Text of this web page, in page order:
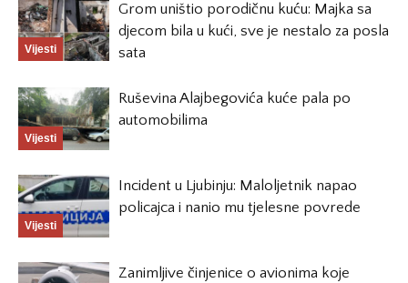
Vijesti
Grom uništio porodičnu kuću: Majka sa
djecom bila u kući, sve je nestalo za posla
sata
Vijesti
Ruševina Alajbegovića kuće pala po
automobilima
Vijesti
Incident u Ljubinju: Maloljetnik napao
policajca i nanio mu tjelesne povrede
Zanimljive činjenice o avionima koje